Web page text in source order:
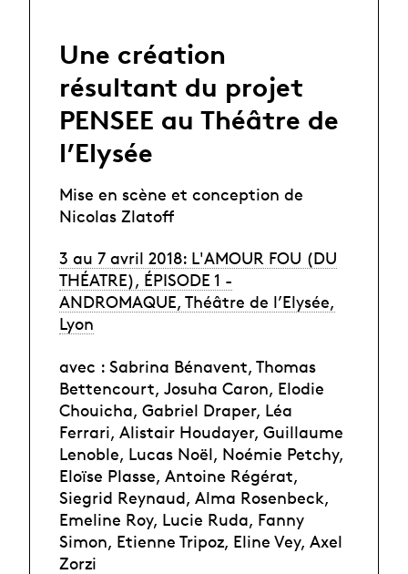
Une création
résultant du projet
PENSEE au Théâtre de
l’Elysée
Mise en scène et conception de
Nicolas Zlatoff
3 au 7 avril 2018: L'AMOUR FOU (DU
THÉATRE), ÉPISODE 1 -
ANDROMAQUE, Théâtre de l’Elysée,
Lyon
avec : Sabrina Bénavent, Thomas
Bettencourt, Josuha Caron, Elodie
Chouicha, Gabriel Draper, Léa
Ferrari, Alistair Houdayer, Guillaume
Lenoble, Lucas Noël, Noémie Petchy,
Eloïse Plasse, Antoine Régérat,
Siegrid Reynaud, Alma Rosenbeck,
Emeline Roy, Lucie Ruda, Fanny
Simon, Etienne Tripoz, Eline Vey, Axel
Zorzi